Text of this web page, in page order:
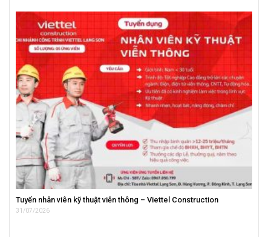
Tuyển nhân viên kỹ thuật viễn thông – Viettel Construction
31/07/2026